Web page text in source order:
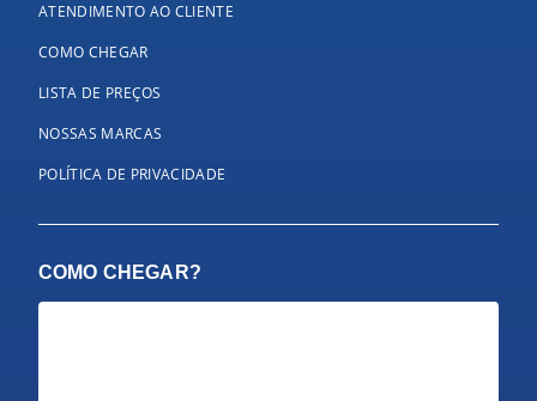
ATENDIMENTO AO CLIENTE
COMO CHEGAR
LISTA DE PREÇOS
NOSSAS MARCAS
POLÍTICA DE PRIVACIDADE
COMO CHEGAR?